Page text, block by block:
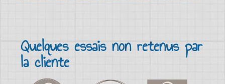
Quelques essais non retenus par
la cliente